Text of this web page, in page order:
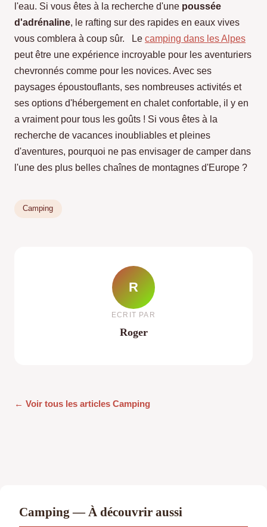
l'eau. Si vous êtes à la recherche d'une poussée
d'adrénaline, le rafting sur des rapides en eaux vives
vous comblera à coup sûr. Le camping dans les Alpes
peut être une expérience incroyable pour les aventuriers
chevronnés comme pour les novices. Avec ses
paysages époustouflants, ses nombreuses activités et
ses options d'hébergement en chalet confortable, il y en
a vraiment pour tous les goûts ! Si vous êtes à la
recherche de vacances inoubliables et pleines
d'aventures, pourquoi ne pas envisager de camper dans
l'une des plus belles chaînes de montagnes d'Europe ?
Camping
R
ECRIT PAR
Roger
← Voir tous les articles Camping
Camping — À découvrir aussi